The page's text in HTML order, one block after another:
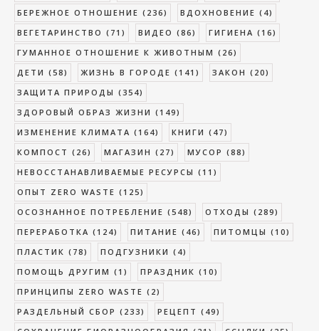
БЕРЕЖНОЕ ОТНОШЕНИЕ (236) ВДОХНОВЕНИЕ (4)
ВЕГЕТАРИНСТВО (71) ВИДЕО (86) ГИГИЕНА (16)
ГУМАННОЕ ОТНОШЕНИЕ К ЖИВОТНЫМ (26)
ДЕТИ (58) ЖИЗНЬ В ГОРОДЕ (141) ЗАКОН (20)
ЗАЩИТА ПРИРОДЫ (354)
ЗДОРОВЫЙ ОБРАЗ ЖИЗНИ (149)
ИЗМЕНЕНИЕ КЛИМАТА (164) КНИГИ (47)
КОМПОСТ (26) МАГАЗИН (27) МУСОР (88)
НЕВОССТАНАВЛИВАЕМЫЕ РЕСУРСЫ (11)
ОПЫТ ZERO WASTE (125)
ОСОЗНАННОЕ ПОТРЕБЛЕНИЕ (548) ОТХОДЫ (289)
ПЕРЕРАБОТКА (124) ПИТАНИЕ (46) ПИТОМЦЫ (10)
ПЛАСТИК (78) ПОДГУЗНИКИ (4)
ПОМОЩЬ ДРУГИМ (1) ПРАЗДНИК (10)
ПРИНЦИПЫ ZERO WASTE (2)
РАЗДЕЛЬНЫЙ СБОР (233) РЕЦЕПТ (49)